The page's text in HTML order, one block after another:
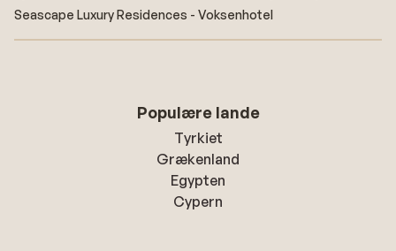
Seascape Luxury Residences - Voksenhotel
Populære lande
Tyrkiet
Grækenland
Egypten
Cypern